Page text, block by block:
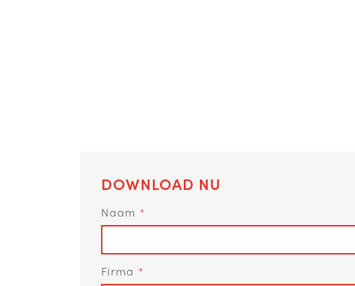
DOWNLOAD NU
Naam
Firma